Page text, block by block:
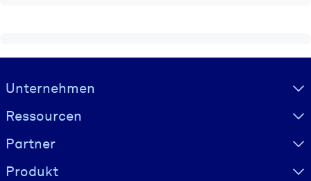
Visually hidden Text
Unternehmen
Ressourcen
Partner
Produkt